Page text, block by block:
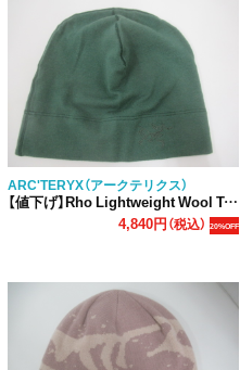
ARC'TERYX（アークテリクス）
【値下げ】Rho Lightweight Wool Toque
4,840円（税込） 20%OFF